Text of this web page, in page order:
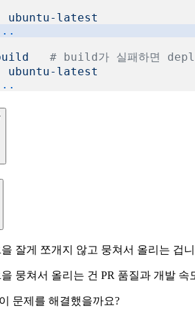
ubuntu-latest
# build가 실패하면
ubuntu-latest
잘게 쪼개지 않고 뭉쳐서 올리는 겁
뭉쳐서 올리는 건 PR 품질과 개발
문제를 해결했을까요?